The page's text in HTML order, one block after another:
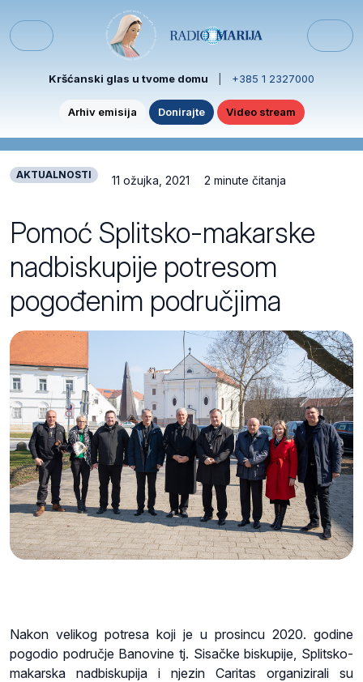
Menu
Kršćanski glas u tvome domu +385 1 2327000
Arhiv emisija Donirajte Video stream
AKTUALNOSTI 11 ožujka, 2021 2 minute čitanja
Pomoć Splitsko-makarske
nadbiskupije potresom
pogođenim područjima
Nakon velikog potresa koji je u prosincu 2020. godine
pogodio područje Banovine tj. Sisačke biskupije, Splitsko-
makarska nadbiskupija i njezin Caritas organizirali su